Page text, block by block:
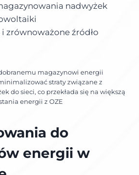
nadwyżek
zrównoważone źródło
magazynowi energii
straty związane z
do sieci, co przekłada się na większą
energii z OZE
do
energii w